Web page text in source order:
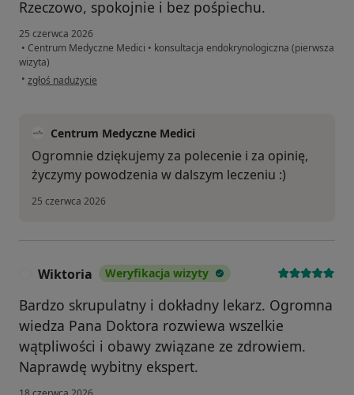
Rzeczowo, spokojnie i bez pośpiechu.
25 czerwca 2026
• Centrum Medyczne Medici • konsultacja endokrynologiczna (pierwsza
wizyta)
• w opinii użytkownika Tomasz
zgłoś nadużycie
Centrum Medyczne Medici
Ogromnie dziękujemy za polecenie i za opinię,
życzymy powodzenia w dalszym leczeniu :)
25 czerwca 2026
Wiktoria Weryfikacja wizyty
Bardzo skrupulatny i dokładny lekarz. Ogromna
wiedza Pana Doktora rozwiewa wszelkie
wątpliwości i obawy związane ze zdrowiem.
Naprawdę wybitny ekspert.